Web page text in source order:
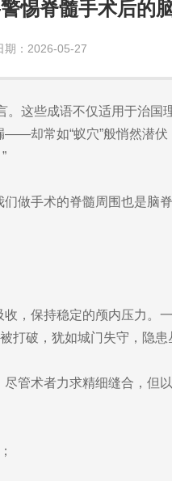
惕脊髓手术后的
期：2026-05-27
。这些成语不仅适用于治
却常如“蚁穴”般悄然潜伏
做手术的脊髓周围也是脑
，保持稳定的颅内压力。
打破，犹如城门失守，隐患
管术者力求精细缝合，但